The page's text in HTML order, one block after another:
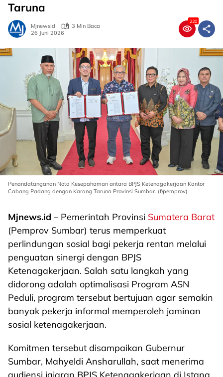
Taruna
Mjnewsid
3 Min Baca
26 Juni 2026
220
Penandatanganan Nota Kesepahaman antara BPJS Ketenagakerjaan Kantor
Cabang Padang dengan Karang Taruna Provinsi Sumbar. (f/pemprov)
Mjnews.id – Pemerintah Provinsi Sumatera Barat
(Pemprov Sumbar) terus memperkuat
perlindungan sosial bagi pekerja rentan melalui
penguatan sinergi dengan BPJS
Ketenagakerjaan. Salah satu langkah yang
didorong adalah optimalisasi Program ASN
Peduli, program tersebut bertujuan agar semakin
banyak pekerja informal memperoleh jaminan
sosial ketenagakerjaan.
Komitmen tersebut disampaikan Gubernur
Sumbar, Mahyeldi Ansharullah, saat menerima